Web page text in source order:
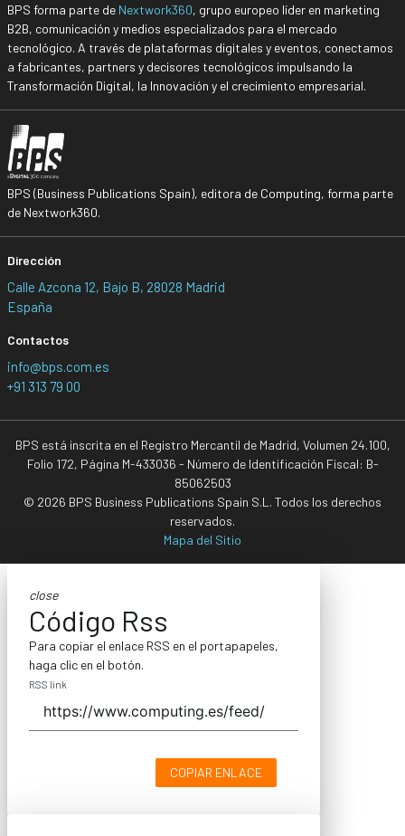
BPS forma parte de Nextwork360, grupo europeo líder en marketing
B2B, comunicación y medios especializados para el mercado
tecnológico. A través de plataformas digitales y eventos, conectamos
a fabricantes, partners y decisores tecnológicos impulsando la
Transformación Digital, la Innovación y el crecimiento empresarial.
BPS (Business Publications Spain), editora de Computing, forma parte
de Nextwork360.
Dirección
Calle Azcona 12, Bajo B, 28028 Madrid
España
Contactos
info@bps.com.es
+91 313 79 00
BPS está inscrita en el Registro Mercantil de Madrid, Volumen 24.100,
Folio 172, Página M-433036 - Número de Identificación Fiscal: B-
85062503
© 2026 BPS Business Publications Spain S.L. Todos los derechos
reservados.
Mapa del Sitio
close
Código Rss
Para copiar el enlace RSS en el portapapeles,
haga clic en el botón.
RSS link
COPIAR ENLACE